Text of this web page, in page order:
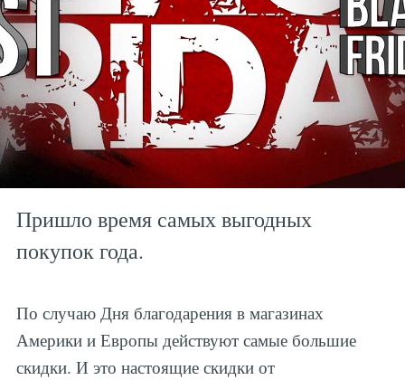
Пришло время самых выгодных
покупок года.
По случаю Дня благодарения в магазинах
Америки и Европы действуют самые большие
скидки. И это настоящие скидки от